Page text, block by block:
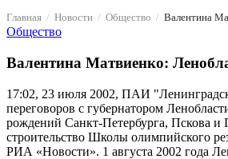
Главная Новости Общество
Общество
Валентина Матвиенко:
17:02, 23 июля 2002, ПАИ
переговоров с губернатором
рождений Санкт-Петербурга, Пскова и
строительство Школы олимпийского
РИА «Новости». 1 августа 2002 года